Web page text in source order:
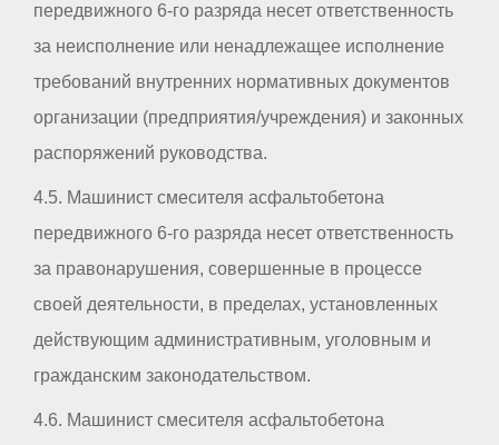
передвижного 6-го разряда несет ответственность
за неисполнение или ненадлежащее исполнение
требований внутренних нормативных документов
организации (предприятия/учреждения) и законных
распоряжений руководства.
4.5. Машинист смесителя асфальтобетона
передвижного 6-го разряда несет ответственность
за правонарушения, совершенные в процессе
своей деятельности, в пределах, установленных
действующим административным, уголовным и
гражданским законодательством.
4.6. Машинист смесителя асфальтобетона